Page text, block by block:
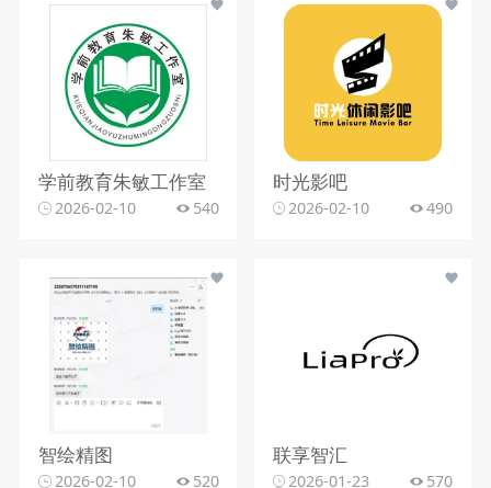
学前教育朱敏工作室
2026-02-10 540
时光影吧
2026-02-10 490
智绘精图
2026-02-10 520
联享智汇
2026-01-23 570